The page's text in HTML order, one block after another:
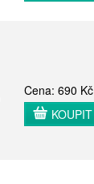
Cena: 690 Kč
KOUPIT